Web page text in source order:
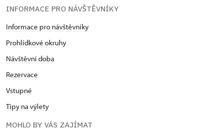
INFORMACE PRO NÁVŠTĚVNÍKY
Informace pro návštěvníky
Prohlídkové okruhy
Návštěvní doba
Rezervace
Vstupné
Tipy na výlety
MOHLO BY VÁS ZAJÍMAT